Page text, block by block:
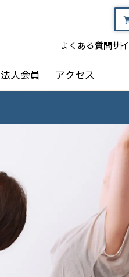
よくある質問サ
法人会員 アクセス